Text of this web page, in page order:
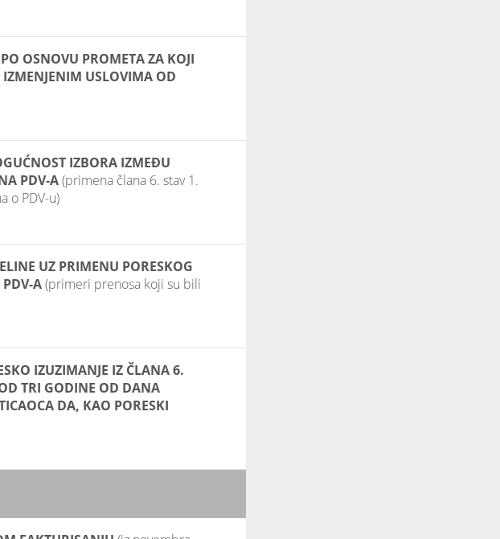
OSNOVU PROMETA ZA KOJI
IZMENJENIM USLOVIMA OD
IZBORA IZMEĐU
PDV-A(primena člana 6. stav 1.
o PDV-u)
UZ PRIMENU PORESKOG
A(primeri prenosa koji su bili
IZUZIMANJE IZ ČLANA 6.
TRI GODINE OD DANA
DA, KAO PORESKI